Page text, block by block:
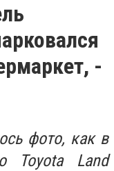
-
фото, как в
Toyota Land